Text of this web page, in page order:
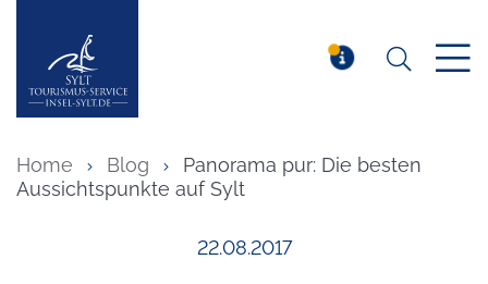
Insel Sylt Suchen
Home Blog
Panorama pur: Die besten
Aussichtspunkte auf Sylt
Veröffentlicht am:
22.08.2017